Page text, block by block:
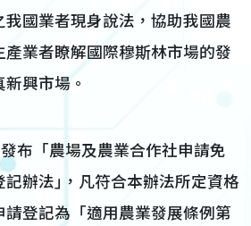
我國業者現身說法，協助我國農
產業者瞭解國際穆斯林市場的發
興市場。
布「農場及農業合作社申請免
辦法｣，凡符合本辦法所定資格
登記為「適用農業發展條例第